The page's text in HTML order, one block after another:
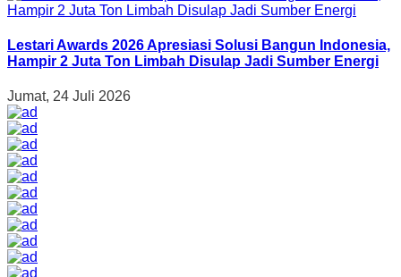
Lestari Awards 2026 Apresiasi Solusi Bangun Indonesia,
Hampir 2 Juta Ton Limbah Disulap Jadi Sumber Energi
Jumat, 24 Juli 2026